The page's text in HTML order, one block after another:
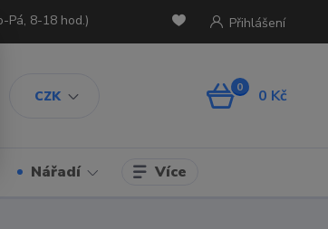
CZK
Přihlášení
Pá, 8-18 hod.)
0 0 Kč
Nářadí Více